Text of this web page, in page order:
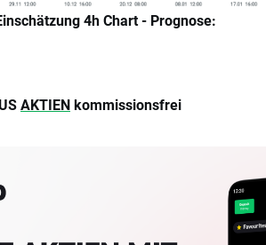
4h Chart - Prognose:
AKTIENkommissionsfrei